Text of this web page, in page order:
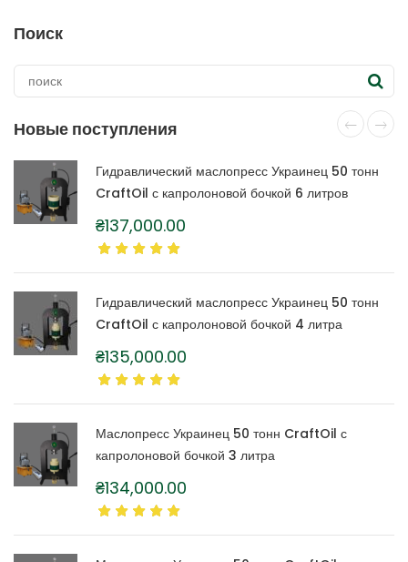
Поиск
Новые поступления
Гидравлический маслопресс Украинец 50 тонн
CraftOil с капролоновой бочкой 6 литров
₴137,000.00
Гидравлический маслопресс Украинец 50 тонн
CraftOil с капролоновой бочкой 4 литра
₴135,000.00
Маслопресс Украинец 50 тонн CraftOil с
капролоновой бочкой 3 литра
₴134,000.00